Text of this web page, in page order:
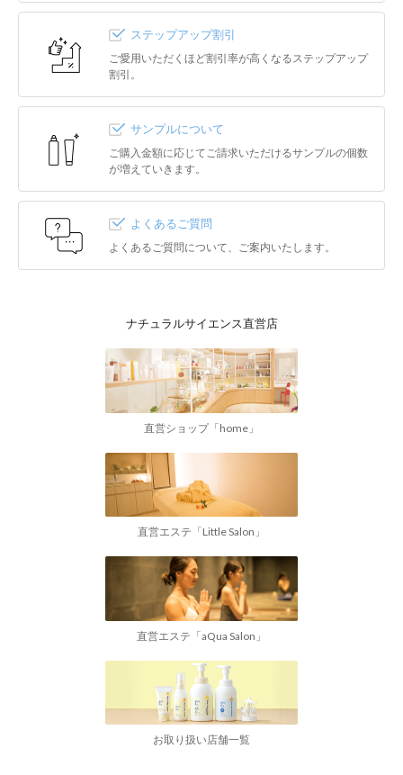
ステップアップ割引
ご愛用いただくほど割引率が高くなるステップアップ
割引。
サンプルについて
ご購入金額に応じてご請求いただけるサンプルの個数
が増えていきます。
よくあるご質問
よくあるご質問について、ご案内いたします。
ナチュラルサイエンス直営店
直営ショップ「home」
直営エステ「Little Salon」
直営エステ「aQua Salon」
お取り扱い店舗一覧